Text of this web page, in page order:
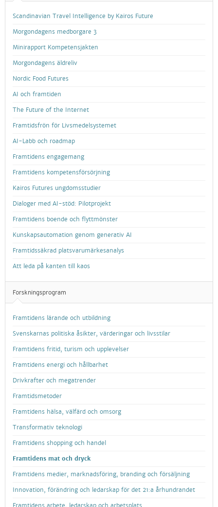
Scandinavian Travel Intelligence by Kairos Future
Morgondagens medborgare 3
Minirapport Kompetensjakten
Morgondagens äldreliv
Nordic Food Futures
AI och framtiden
The Future of the Internet
Framtidsfrön för Livsmedelsystemet
AI-Labb och roadmap
Framtidens engagemang
Framtidens kompetensförsörjning
Kairos Futures ungdomsstudier
Dialoger med AI-stöd: Pilotprojekt
Framtidens boende och flyttmönster
Kunskapsautomation genom generativ AI
Framtidssäkrad platsvarumärkesanalys
Att leda på kanten till kaos
Forskningsprogram
Framtidens lärande och utbildning
Svenskarnas politiska åsikter, värderingar och livsstilar
Framtidens fritid, turism och upplevelser
Framtidens energi och hållbarhet
Drivkrafter och megatrender
Framtidsmetoder
Framtidens hälsa, välfärd och omsorg
Transformativ teknologi
Framtidens shopping och handel
Framtidens mat och dryck
Framtidens medier, marknadsföring, branding och försäljning
Innovation, förändring och ledarskap för det 21:a århundrandet
Framtidens arbete, ledarskap och arbetsplats